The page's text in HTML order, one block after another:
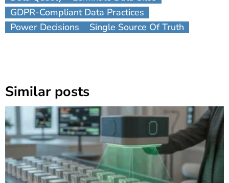
GDPR-Compliant Data Practices
Power Decisions
Single Source Of Truth
Similar posts